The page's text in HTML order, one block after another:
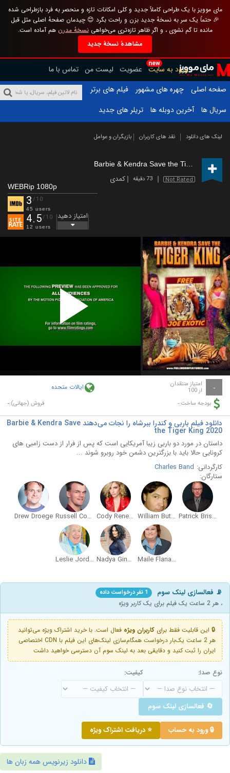
مای موویز با یک طراحی کاملاً جدید و کلی امکانات تازه و منحصر به فرد بازطراحی شده
🎉 حتماً یک سر به نسخهٔ جدید بزن و راحت بگرد 😊 چیدمان صفحهٔ اصلی مثل قبل
مانده تا گم نشوی ، و اگر ظاهر تازه‌تری می‌خواهینسخهٔ مدرن هم آماده است.
مشاهدهٔ نسخهٔ جدید
new
ورود به سایت عضویت لیست من تماس با ما
صفحه اصلی
چهره های مشهور
فیلم های برتر
سریال ها
آخرین دوبله ها تریلر های جدید
لینک های دانلود نقد های کاربران بازیگران و عوامل
Not Rated 73 دقیقه کمدی
WEBRip 1080p
3 /10
45 users
4.5/10
12 users
امتیاز دهید
Play
Video
- امتیاز منتقدان
از 100 ایالات متحده
بودجه ساخت:- فروش (جهانی):-
دانلود فیلم باربی و کندرا ببرشاه را نجات می‌دهند Barbie & Kendra Save
the Tiger King 2020
داستان در مورد دو باربی زیبا آمریکایی است که پس از فرار از دست زامبی های
کرونایی حالا باید با بزرگترین دشمن خود روبرو شوند ...
کارگردانی: Charles Band
ستارگان:
Patrick Bristow
William Butler
Cody Renee Cameron
Russell Coker
Drew Droege
Maile Flanagan
Nadya Ginsburg
Leslie Jordan
📡 فعالسازی لینک سوم 1 نفر درخواست داده
، هر 2 ساعت یک فیلم برای یک کاربر ویژه
🔒 این قابلیت فقط برای کاربران ویژه فعال است. با خرید اشتراک ویژه می‌توانید
هر 2 ساعت یک‌بار درخواست همگام‌سازی لینک‌های این فیلم با CDN اختصاصی
ایران را ثبت کنید و دقایقی بعد به لینک سوم آن دسترسی خواهید داشت
نوع صدا: کیفیت:
🔄 فعالسازی لینک سوم
🔒 ورود به حساب ⭐ دریافت اشتراک ویژه
دانلود زیرنویس همه زبان ها